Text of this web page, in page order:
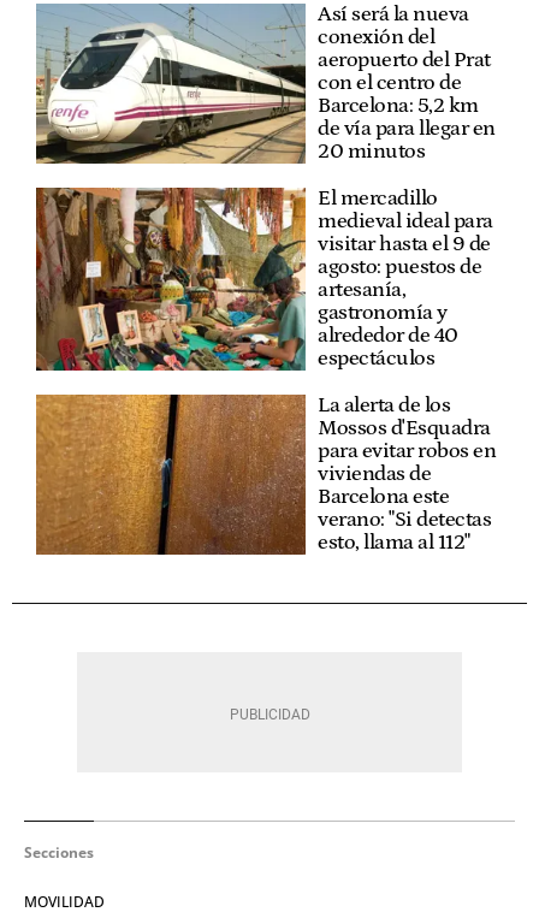
Así será la nueva
conexión del
aeropuerto del Prat
con el centro de
Barcelona: 5,2 km
de vía para llegar en
20 minutos
El mercadillo
medieval ideal para
visitar hasta el 9 de
agosto: puestos de
artesanía,
gastronomía y
alrededor de 40
espectáculos
La alerta de los
Mossos d'Esquadra
para evitar robos en
viviendas de
Barcelona este
verano: "Si detectas
esto, llama al 112"
Secciones
MOVILIDAD